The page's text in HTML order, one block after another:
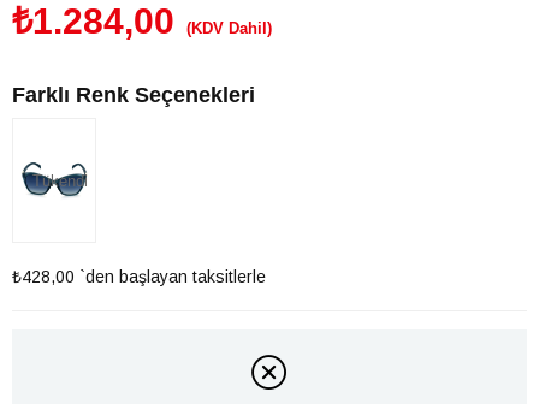
₺1.284,00 (KDV Dahil)
Farklı Renk Seçenekleri
Tükendi
₺428,00 `den başlayan taksitlerle